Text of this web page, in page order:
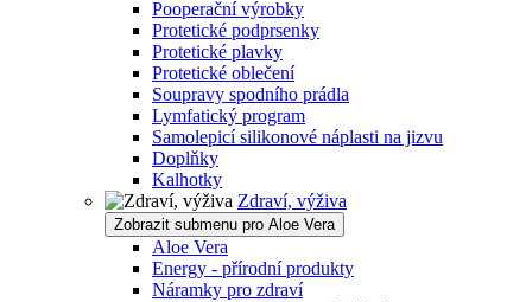
Pooperační výrobky
Protetické podprsenky
Protetické plavky
Protetické oblečení
Soupravy spodního prádla
Lymfatický program
Samolepicí silikonové náplasti na jizvu
Doplňky
Kalhotky
Zdraví, výživa
Zobrazit submenu pro Aloe Vera
Aloe Vera
Energy - přírodní produkty
Náramky pro zdraví